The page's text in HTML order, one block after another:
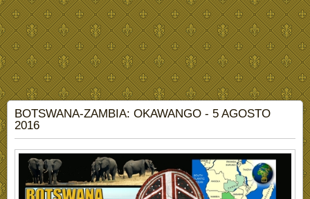
BOTSWANA-ZAMBIA: OKAWANGO - 5 AGOSTO
2016